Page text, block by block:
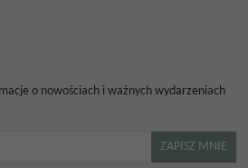
o nowościach i ważnych wydarzeniach